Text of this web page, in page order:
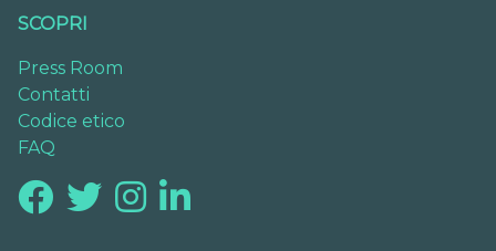
SCOPRI
Press Room
Contatti
Codice etico
FAQ